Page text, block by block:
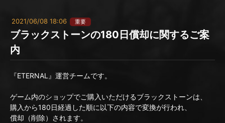
2021/06/08 18:06 重要
ブラックストーンの180日償却に関するご案
内
『ETERNAL』運営チームです。
ゲーム内のショップでご購入いただけるブラックストーンは、
購入から180日経過した順に以下の内容で変換が行われ、
償却（削除）されます。